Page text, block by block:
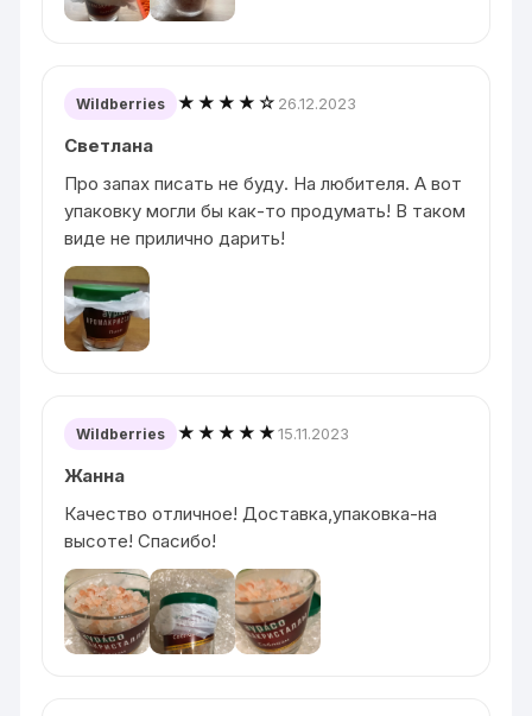
Wildberries ★★★★☆ 26.12.2023
Светлана
Про запах писать не буду. На любителя. А вот
упаковку могли бы как-то продумать! В таком
виде не прилично дарить!
Wildberries ★★★★★15.11.2023
Жанна
Качество отличное! Доставка,упаковка-на
высоте! Спасибо!